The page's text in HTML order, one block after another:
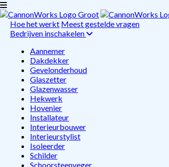
Hoe het werkt Meest gestelde vragen
Bedrijven inschakelen
Aannemer
Dakdekker
Gevelonderhoud
Glaszetter
Glazenwasser
Hekwerk
Hovenier
Installateur
Interieurbouwer
Interieurstylist
Isoleerder
Schilder
Schoorsteenveger